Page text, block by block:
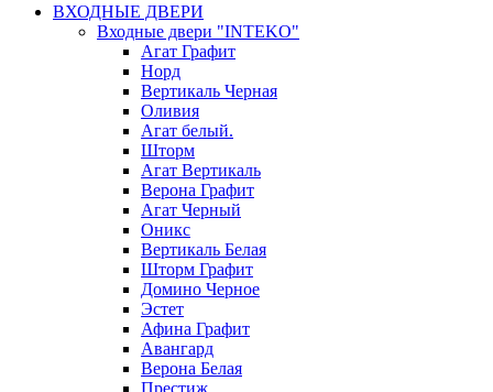
ВХОДНЫЕ ДВЕРИ
Входные двери "INTEKO"
Агат Графит
Норд
Вертикаль Черная
Оливия
Агат белый.
Шторм
Агат Вертикаль
Верона Графит
Агат Черный
Оникс
Вертикаль Белая
Шторм Графит
Домино Черное
Эстет
Афина Графит
Авангард
Верона Белая
Престиж